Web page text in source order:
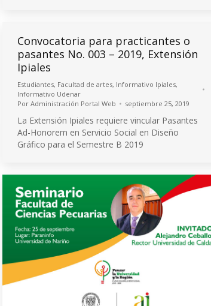
Convocatoria para practicantes o
pasantes No. 003 – 2019, Extensión
Ipiales
Estudiantes, Facultad de artes, Informativo Ipiales,
Informativo Udenar
Por Administración Portal Web septiembre 25, 2019
La Extensión Ipiales requiere vincular Pasantes
Ad-Honorem en Servicio Social en Diseño
Gráfico para el Semestre B 2019